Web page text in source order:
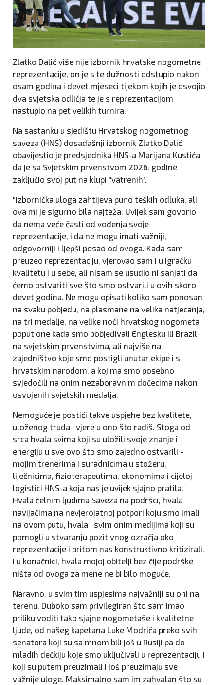
Zlatko Dalić više nije izbornik hrvatske nogometne
reprezentacije, on je s te dužnosti odstupio nakon
osam godina i devet mjeseci tijekom kojih je osvojio
dva svjetska odličja te je s reprezentacijom
nastupio na pet velikih turnira.
Na sastanku u sjedištu Hrvatskog nogometnog
saveza (HNS) dosadašnji izbornik Zlatko Dalić
obavijestio je predsjednika HNS-a Marijana Kustića
da je sa Svjetskim prvenstvom 2026. godine
zaključio svoj put na klupi "vatrenih".
"Izbornička uloga zahtijeva puno teških odluka, ali
ova mi je sigurno bila najteža. Uvijek sam govorio
da nema veće časti od vođenja svoje
reprezentacije, i da ne mogu imati važniji,
odgovorniji i ljepši posao od ovoga. Kada sam
preuzeo reprezentaciju, vjerovao sam i u igračku
kvalitetu i u sebe, ali nisam se usudio ni sanjati da
ćemo ostvariti sve što smo ostvarili u ovih skoro
devet godina. Ne mogu opisati koliko sam ponosan
na svaku pobjedu, na plasmane na velika natjecanja,
na tri medalje, na velike noći hrvatskog nogometa
poput one kada smo pobjeđivali Englesku ili Brazil
na svjetskim prvenstvima, ali najviše na
zajedništvo koje smo postigli unutar ekipe i s
hrvatskim narodom, a kojima smo posebno
svjedočili na onim nezaboravnim dočecima nakon
osvojenih svjetskih medalja.
Nemoguće je postići takve uspjehe bez kvalitete,
uloženog truda i vjere u ono što radiš. Stoga od
srca hvala svima koji su uložili svoje znanje i
energiju u sve ovo što smo zajedno ostvarili -
mojim trenerima i suradnicima u stožeru,
liječnicima, fizioterapeutima, ekonomima i cijeloj
logistici HNS-a koja nas je uvijek sjajno pratila.
Hvala čelnim ljudima Saveza na podršci, hvala
navijačima na nevjerojatnoj potpori koju smo imali
na ovom putu, hvala i svim onim medijima koji su
pomogli u stvaranju pozitivnog ozračja oko
reprezentacije i pritom nas konstruktivno kritizirali.
I u konačnici, hvala mojoj obitelji bez čije podrške
ništa od ovoga za mene ne bi bilo moguće.
Naravno, u svim tim uspjesima najvažniji su oni na
terenu. Duboko sam privilegiran što sam imao
priliku voditi tako sjajne nogometaše i kvalitetne
ljude, od našeg kapetana Luke Modrića preko svih
senatora koji su sa mnom bili još u Rusiji pa do
mladih dečkiju koje smo uključivali u reprezentaciju i
koji su putem preuzimali i još preuzimaju sve
važnije uloge. Maksimalno sam im zahvalan što su